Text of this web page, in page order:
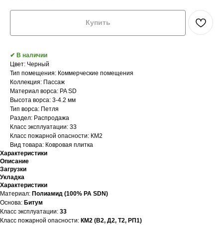
Купить
✔ В наличии
Цвет: Черный
Тип помещения: Коммерческие помещения
Коллекция: Пассаж
Материал ворса: PA SD
Высота ворса: 3-4.2 мм
Тип ворса: Петля
Раздел: Распродажа
Класс эксплуатации: 33
Класс пожарной опасности: КМ2
Вид товара: Ковровая плитка
Характеристики
Описание
Загрузки
Укладка
Характеристики
Материал: Полиамид (100% PA SDN)
Основа: Битум
Класс эксплуатации: 33
Класс пожарной опасности: КМ2 (В2, Д2, Т2, РП1)